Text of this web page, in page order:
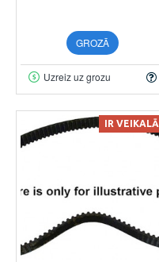
GROZĀ
Uzreiz uz grozu
IR VEIKALĀ